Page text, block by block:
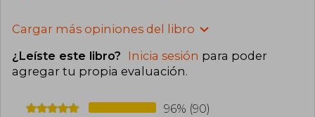
Cargar más opiniones del libro
¿Leíste este libro? Inicia sesión para poder
agregar tu propia evaluación.
96% (90)